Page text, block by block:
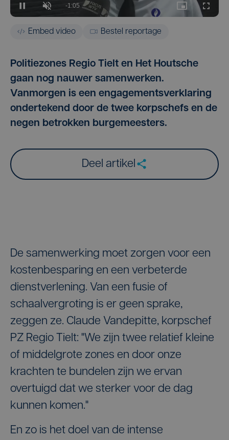
Embed video Bestel reportage
Politiezones Regio Tielt en Het Houtsche
gaan nog nauwer samenwerken.
Vanmorgen is een engagementsverklaring
ondertekend door de twee korpschefs en de
negen betrokken burgemeesters.
Deel artikel
De samenwerking moet zorgen voor een
kostenbesparing en een verbeterde
dienstverlening. Van een fusie of
schaalvergroting is er geen sprake,
zeggen ze. Claude Vandepitte, korpschef
PZ Regio Tielt: "We zijn twee relatief kleine
of middelgrote zones en door onze
krachten te bundelen zijn we ervan
overtuigd dat we sterker voor de dag
kunnen komen."
En zo is het doel van de intense